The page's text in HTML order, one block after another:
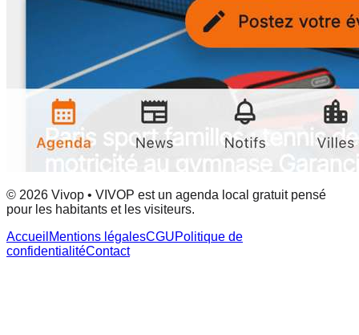
© 2026 Vivop • VIVOP est un agenda local gratuit pensé
pour les habitants et les visiteurs.
Accueil Mentions légalesCGUPolitique de
confidentialitéContact